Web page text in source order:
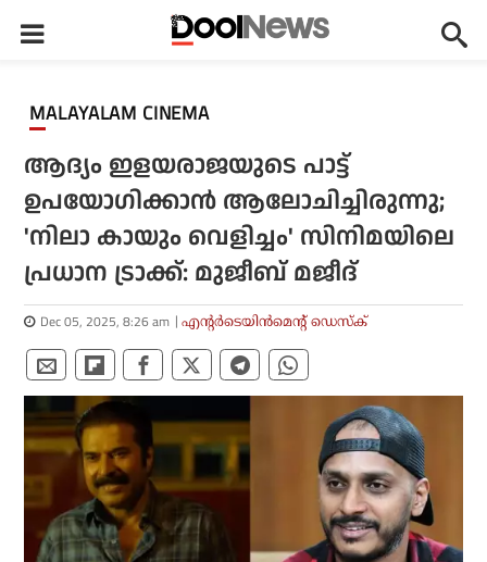
MALAYALAM CINEMA
ആദ്യം ഇളയരാജയുടെ പാട്ട്
ഉപയോഗിക്കാന്‍ ആലോചിച്ചിരുന്നു;
'നിലാ കായും വെളിച്ചം' സിനിമയിലെ
പ്രധാന ട്രാക്ക്: മുജീബ് മജീദ്
Dec 05, 2025, 8:26 am എന്റര്‍ടെയിന്‍മെന്റ് ഡെസ്‌ക്